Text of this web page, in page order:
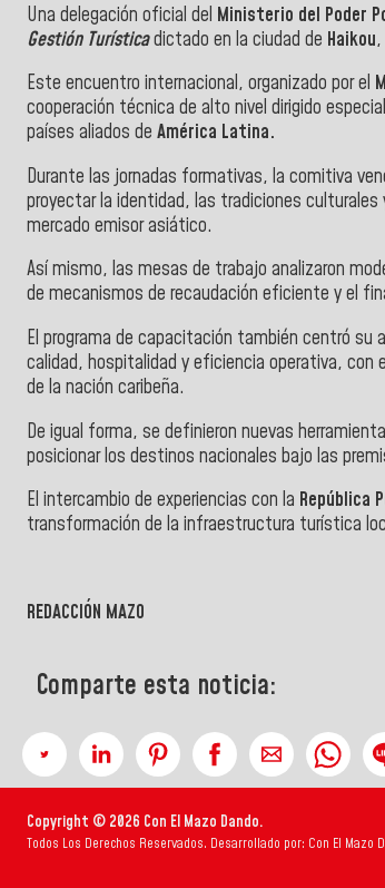
Una delegación oficial del Ministerio del Poder
Gestión Turísticadictado en la ciudad de Haikou,
Este encuentro internacional, organizado por el
cooperación técnica de alto nivel dirigido
países aliados de América Latina.
Durante las jornadas formativas, la comitiva
proyectar la identidad, las tradiciones
mercado emisor asiático.
Así mismo, las mesas de trabajo analizaron
de mecanismos de recaudación eficiente y el
El programa de capacitación también centró
calidad, hospitalidad y eficiencia operativa,
de la nación caribeña.
De igual forma, se definieron nuevas
posicionar los destinos nacionales bajo las
El intercambio de experiencias con la República
transformación de la infraestructura turística
REDACCIÓN MAZO
Comparte esta noticia:
Copyright © 2026 Con El Mazo Dando.
Todos Los Derechos Reservados. Desarrollado por: Con El Mazo